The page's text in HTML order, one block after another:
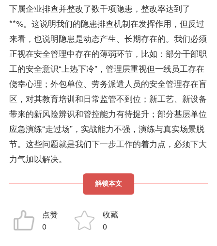
下属企业排查并整改了数千项隐患，整改率达到了
**%。这说明我们的隐患排查机制在发挥作用，但反过
来看，也说明隐患是动态产生、长期存在的。我们必须
正视在安全管理中存在的薄弱环节，比如：部分干部职
工的安全意识“上热下冷”，管理层重视但一线员工存在
侥幸心理；外包单位、劳务派遣人员的安全管理存在盲
区，对其教育培训和日常监管不到位；新工艺、新设备
带来的新风险辨识和管控能力有待提升；部分基层单位
应急演练“走过场”，实战能力不强，演练与真实场景脱
节。这些问题就是我们下一步工作的着力点，必须下大
力气加以解决。
解锁本文
点赞
0
收藏
0